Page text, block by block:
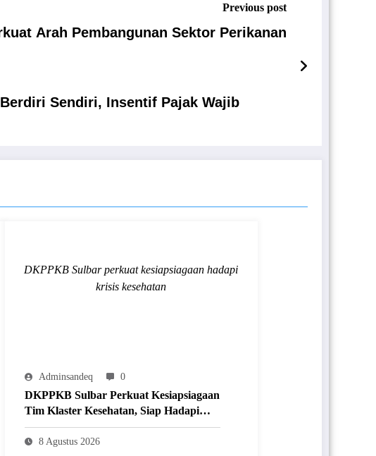
Previous post
Arah Pembangunan Sektor Perikanan
Sendiri, Insentif Pajak Wajib
DKPPKB Sulbar perkuat kesiapsiagaan hadapi
krisis kesehatan
Adminsandeq 0
DKPPKB Sulbar Perkuat Kesiapsiagaan
Tim Klaster Kesehatan, Siap Hadapi
Potensi Krisis Secara Cepat dan Tepat
8 Agustus 2026